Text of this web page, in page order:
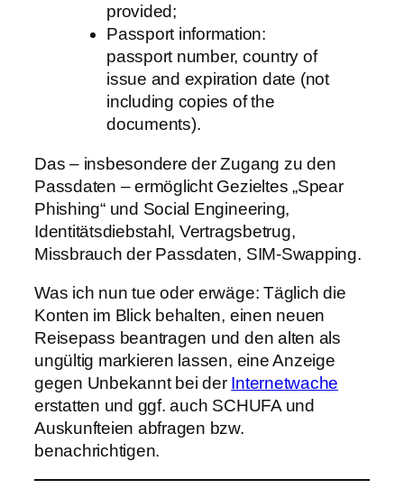
provided;
Passport information:
passport number, country of
issue and expiration date (not
including copies of the
documents).
Das – insbesondere der Zugang zu den
Passdaten – ermöglicht Gezieltes „Spear
Phishing“ und Social Engineering,
Identitätsdiebstahl, Vertragsbetrug,
Missbrauch der Passdaten, SIM-Swapping.
Was ich nun tue oder erwäge: Täglich die
Konten im Blick behalten, einen neuen
Reisepass beantragen und den alten als
ungültig markieren lassen, eine Anzeige
gegen Unbekannt bei der Internetwache
erstatten und ggf. auch SCHUFA und
Auskunfteien abfragen bzw.
benachrichtigen.